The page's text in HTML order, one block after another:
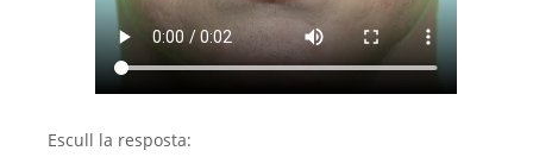
Escull la resposta: